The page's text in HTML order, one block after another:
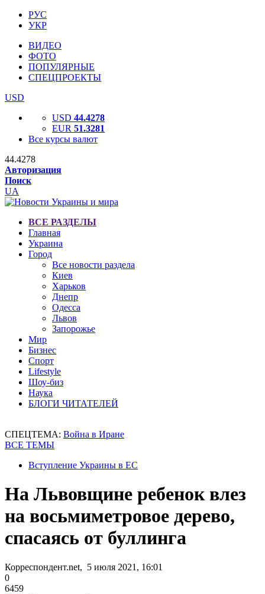
РУС
УКР
ВИДЕО
ФОТО
ПОПУЛЯРНЫЕ
СПЕЦПРОЕКТЫ
USD
USD 44.4278
EUR 51.3281
Все курсы валют
44.4278
Авторизация
Поиск
UA
ВСЕ РАЗДЕЛЫ
Главная
Украина
Город
Все новости раздела
Киев
Харьков
Днепр
Одесса
Львов
Запорожье
Мир
Бизнес
Спорт
Lifestyle
Шоу-биз
Наука
БЛОГИ ЧИТАТЕЛЕЙ
СПЕЦТЕМА: Война в Иране
ВСЕ ТЕМЫ
Вступление Украины в ЕС
На Львовщине ребенок влез
на восьмиметровое дерево,
спасаясь от буллинга
Корреспондент.net, 5 июля 2021, 16:01
0
6459